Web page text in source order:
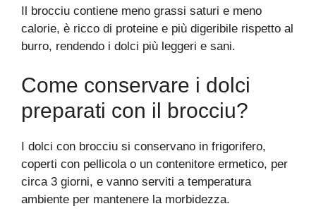
Il brocciu contiene meno grassi saturi e meno
calorie, è ricco di proteine e più digeribile rispetto al
burro, rendendo i dolci più leggeri e sani.
Come conservare i dolci
preparati con il brocciu?
I dolci con brocciu si conservano in frigorifero,
coperti con pellicola o un contenitore ermetico, per
circa 3 giorni, e vanno serviti a temperatura
ambiente per mantenere la morbidezza.